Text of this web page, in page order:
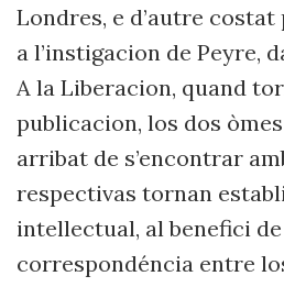
Londres, e d’autre
a l’instigacion de Peyre,
A la Liberacion, quand
publicacion, los dos
arribat de s’encontrar
respectivas tornan
intellectual, al benefici
correspondéncia entre